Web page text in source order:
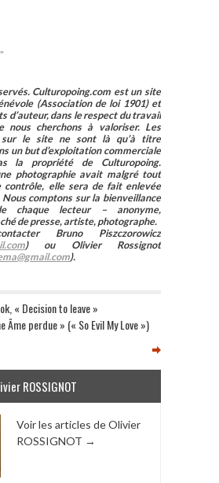
Culturopoing.com est un site
(Association de loi 1901) et
d’auteur, dans le respect du travail
nous cherchons à valoriser. Les
sur le site ne sont là qu’à titre
un but d’exploitation commerciale
la propriété de Culturopoing.
photographie avait malgré tout
contrôle, elle sera de fait enlevée
comptons sur la bienveillance
chaque lecteur – anonyme,
de presse, artiste, photographe.
Bruno Piszczorowicz
) ou Olivier Rossignot
).
« Decision to leave »
Âme perdue » (« So Evil My Love »)
ROSSIGNOT
Voir les articles de Olivier
ROSSIGNOT →